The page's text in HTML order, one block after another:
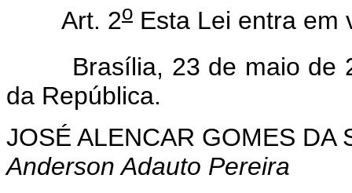
Art. 2o Esta Lei entra em
Brasília, 23 de maio de
da República.
JOSÉ ALENCAR GOMES DA
Anderson Adauto Pereira